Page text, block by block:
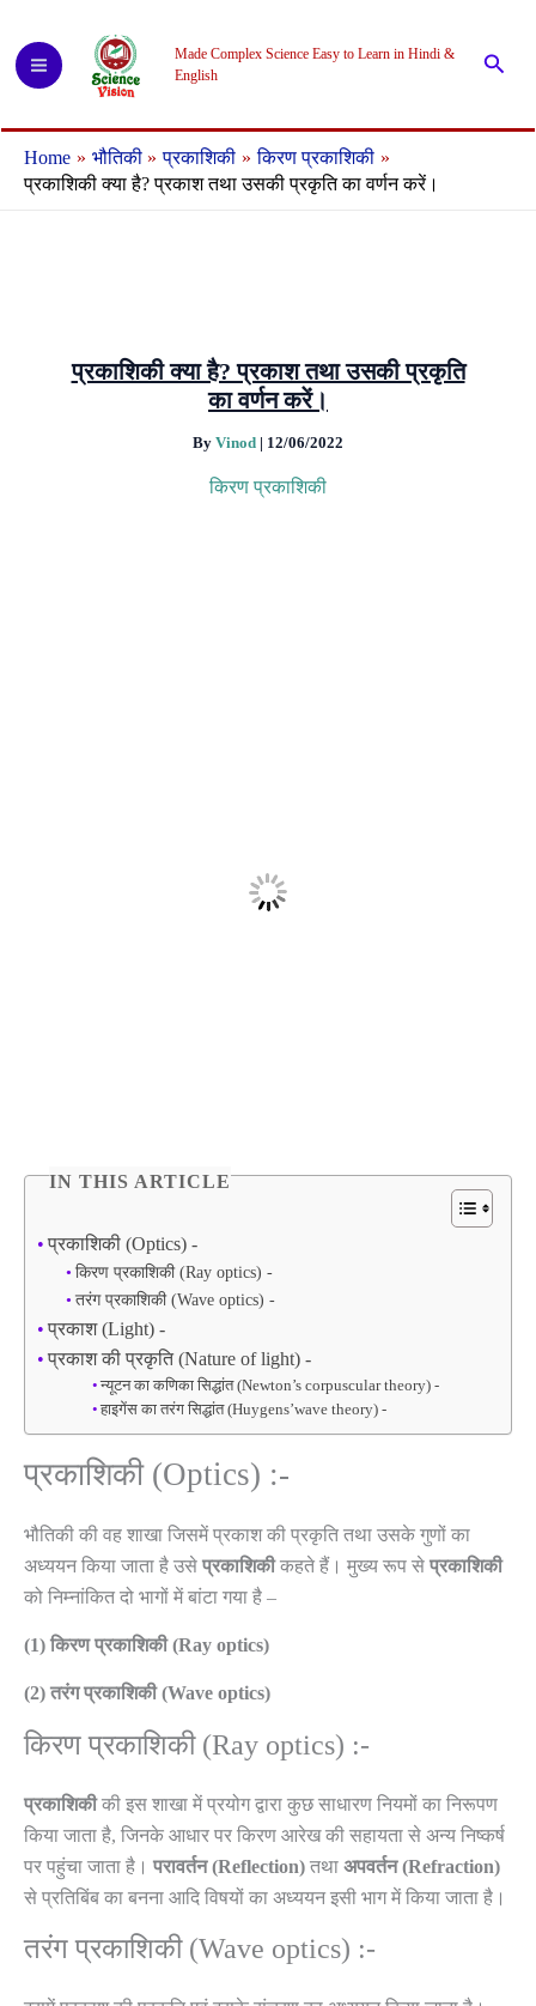
content
Made Complex Science Easy to Learn in Hindi &
English
Home भौतिकी प्रकाशिकी
किरण प्रकाशिकी
प्रकाशिकी क्या है? प्रकाश तथा उसकी प्रकृति का वर्णन करें।
प्रकाशिकी क्या है? प्रकाश तथा उसकी प्रकृति
का वर्णन करें।
By Vinod | 12/06/2022
किरण प्रकाशिकी
IN THIS ARTICLE
प्रकाशिकी (Optics) -
किरण प्रकाशिकी (Ray optics) -
तरंग प्रकाशिकी (Wave optics) -
प्रकाश (Light) -
प्रकाश की प्रकृति (Nature of light) -
न्यूटन का कणिका सिद्धांत (Newton’s corpuscular theory) -
हाइगेंस का तरंग सिद्धांत (Huygens’wave theory) -
प्रकाशिकी (Optics) :-
भौतिकी की वह शाखा जिसमें प्रकाश की प्रकृति तथा उसके गुणों का
अध्ययन किया जाता है उसे प्रकाशिकीकहते हैं। मुख्य रूप से प्रकाशिकी
को निम्नांकित दो भागों में बांटा गया है –
(1) किरण प्रकाशिकी (Ray optics)
(2) तरंग प्रकाशिकी (Wave optics)
किरण प्रकाशिकी (Ray optics) :-
प्रकाशिकीकी इस शाखा में प्रयोग द्वारा कुछ साधारण नियमों का निरूपण
किया जाता है, जिनके आधार पर किरण आरेख की सहायता से अन्य निष्कर्ष
पर पहुंचा जाता है। परावर्तन (Reflection) तथा अपवर्तन (Refraction)
से प्रतिबिंब का बनना आदि विषयों का अध्ययन इसी भाग में किया जाता है।
तरंग प्रकाशिकी (Wave optics) :-